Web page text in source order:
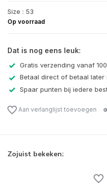
Size : 53
Op voorraad
Dat is nog eens leuk:
Gratis verzending vanaf
Betaal direct of betaal later
Spaar punten bij iedere
Aan verlanglijst toevoegen
Zojuist bekeken: